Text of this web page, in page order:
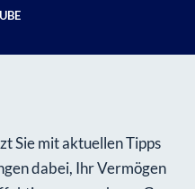
Sie mit aktuellen Tipps
dabei, Ihr Vermögen